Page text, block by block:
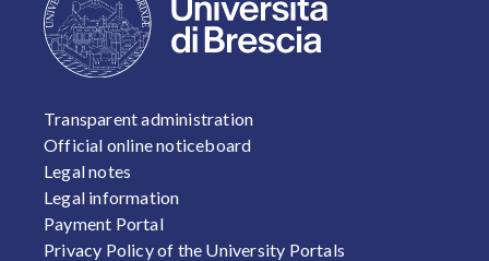
FOOTER 1
Transparent administration
Official online noticeboard
Legal notes
Legal information
Payment Portal
Privacy Policy of the University Portals